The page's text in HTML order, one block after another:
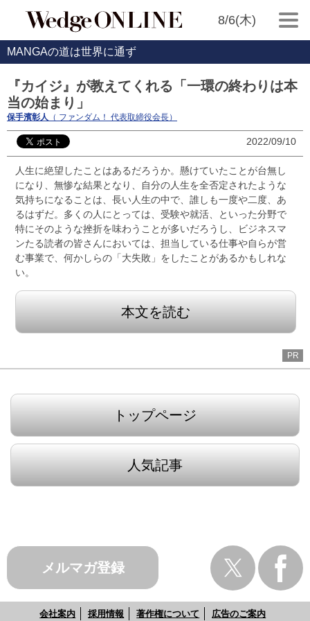
8/6(木)
MANGAの道は世界に通ず
『カイジ』が教えてくれる「一環の終わりは本
当の始まり」
保手濱彰人 （ ファンダム！ 代表取締役会長）
2022/09/10
人生に絶望したことはあるだろうか。懸けていたことが台無し
になり、無惨な結果となり、自分の人生を全否定されたような
気持ちになることは、長い人生の中で、誰しも一度や二度、あ
るはずだ。多くの人にとっては、受験や就活、といった分野で
特にそのような挫折を味わうことが多いだろうし、ビジネスマ
ンたる読者の皆さんにおいては、担当している仕事や自らが営
む事業で、何かしらの「大失敗」をしたことがあるかもしれな
い。
本文を読む
PR
トップページ
人気記事
メルマガ登録
会社案内 採用情報 著作権について 広告のご案内